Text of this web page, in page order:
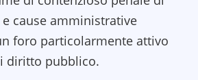
cause amministrative
foro particolarmente attivo
diritto pubblico.